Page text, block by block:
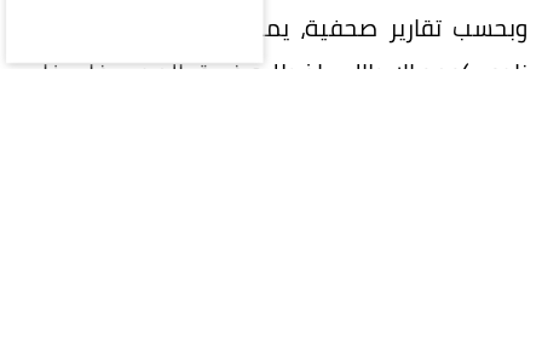
وبحسب تقارير صحفية، يمتلك محرز عرضاً قوياً من
نادي كومو الإيطالي، إذ طلبه فريق المدرب فابريغاس